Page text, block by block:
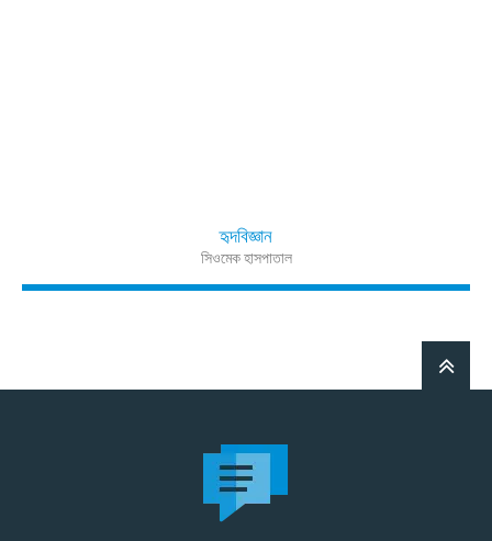
হৃদবিজ্ঞান
সিওমেক হাসপাতাল